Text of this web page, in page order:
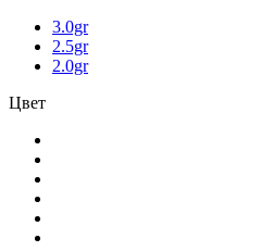
3.0gr
2.5gr
2.0gr
Цвет